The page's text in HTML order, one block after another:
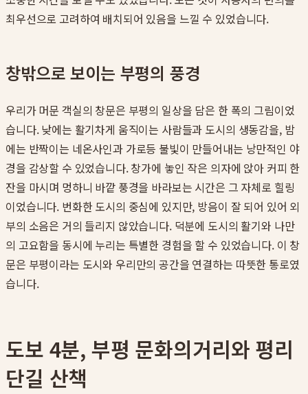
최우선으로 고려하여 배치되어 있음을 느낄 수 있었습니다.
창밖으로 보이는 부평의 풍경
우리가 머문 객실의 창문은 부평의 일상을 담은 한 폭의 그림이었
습니다. 낮에는 활기차게 움직이는 사람들과 도시의 생동감을, 밤
에는 반짝이는 네온사인과 가로등 불빛이 만들어내는 낭만적인 야
경을 감상할 수 있었습니다. 창가에 놓인 작은 의자에 앉아 커피 한
잔을 마시며 멍하니 바깥 풍경을 바라보는 시간은 그 자체로 힐링
이었습니다. 번화한 도시의 중심에 있지만, 방음이 잘 되어 있어 외
부의 소음은 거의 들리지 않았습니다. 덕분에 도시의 활기와 나만
의 고요함을 동시에 누리는 특별한 경험을 할 수 있었습니다. 이 창
문은 부평이라는 도시와 우리만의 공간을 연결하는 따뜻한 통로였
습니다.
도보 4분, 부평 문화의거리와 평리
단길 산책